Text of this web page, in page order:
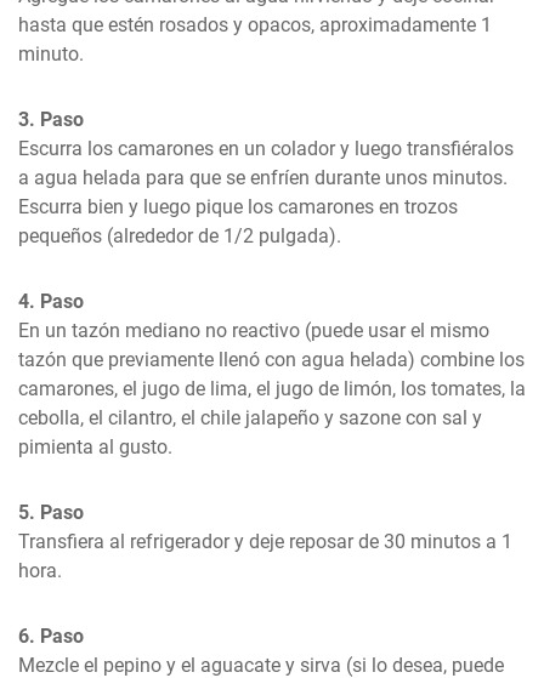
hasta que estén rosados y opacos, aproximadamente 1
minuto.
3. Paso
Escurra los camarones en un colador y luego transfiéralos
a agua helada para que se enfríen durante unos minutos.
Escurra bien y luego pique los camarones en trozos
pequeños (alrededor de 1/2 pulgada).
4. Paso
En un tazón mediano no reactivo (puede usar el mismo
tazón que previamente llenó con agua helada) combine los
camarones, el jugo de lima, el jugo de limón, los tomates, la
cebolla, el cilantro, el chile jalapeño y sazone con sal y
pimienta al gusto.
5. Paso
Transfiera al refrigerador y deje reposar de 30 minutos a 1
hora.
6. Paso
Mezcle el pepino y el aguacate y sirva (si lo desea, puede